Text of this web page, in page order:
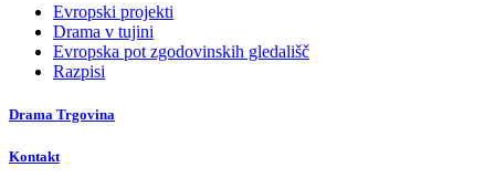
Evropski projekti
Drama v tujini
Evropska pot zgodovinskih gledališč
Razpisi
Drama Trgovina
Kontakt